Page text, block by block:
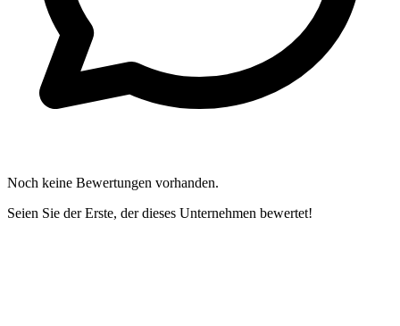
Noch keine Bewertungen vorhanden.
Seien Sie der Erste, der dieses Unternehmen bewertet!